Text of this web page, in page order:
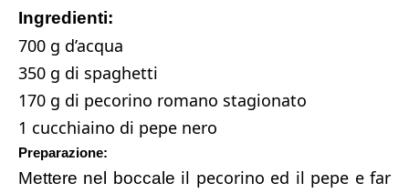
Ingredienti:
700 g d’acqua
350 g di spaghetti
170 g di pecorino romano stagionato
1 cucchiaino di pepe nero
Preparazione:
Mettere nel boccale il pecorino ed il pepe e far